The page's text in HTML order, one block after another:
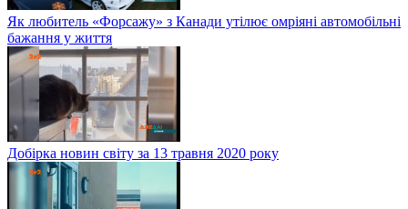
Як любитель «Форсажу» з Канади утілює омріяні автомобільні
бажання у життя
Добірка новин світу за 13 травня 2020 року